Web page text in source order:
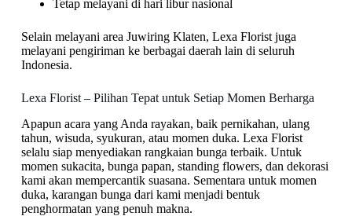
Tetap melayani di hari libur nasional
Selain melayani area Juwiring Klaten, Lexa Florist juga
melayani pengiriman ke berbagai daerah lain di seluruh
Indonesia.
Lexa Florist – Pilihan Tepat untuk Setiap Momen Berharga
Apapun acara yang Anda rayakan, baik pernikahan, ulang
tahun, wisuda, syukuran, atau momen duka. Lexa Florist
selalu siap menyediakan rangkaian bunga terbaik. Untuk
momen sukacita, bunga papan, standing flowers, dan dekorasi
kami akan mempercantik suasana. Sementara untuk momen
duka, karangan bunga dari kami menjadi bentuk
penghormatan yang penuh makna.